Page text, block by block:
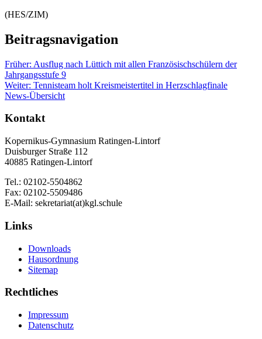
(HES/ZIM)
Beitragsnavigation
Früher: Ausflug nach Lüttich mit allen Französischschülern der
Jahrgangsstufe 9
Weiter: Tennisteam holt Kreismeistertitel in Herzschlagfinale
News-Übersicht
Kontakt
Kopernikus-Gymnasium Ratingen-Lintorf
Duisburger Straße 112
40885 Ratingen-Lintorf
Tel.: 02102-5504862
Fax: 02102-5509486
E-Mail: sekretariat(at)kgl.schule
Links
Downloads
Hausordnung
Sitemap
Rechtliches
Impressum
Datenschutz